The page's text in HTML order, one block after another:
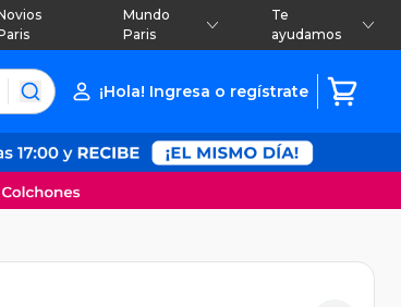
Mundo
Paris
Te
ayudamos
¡Hola! Ingresa o regístrate